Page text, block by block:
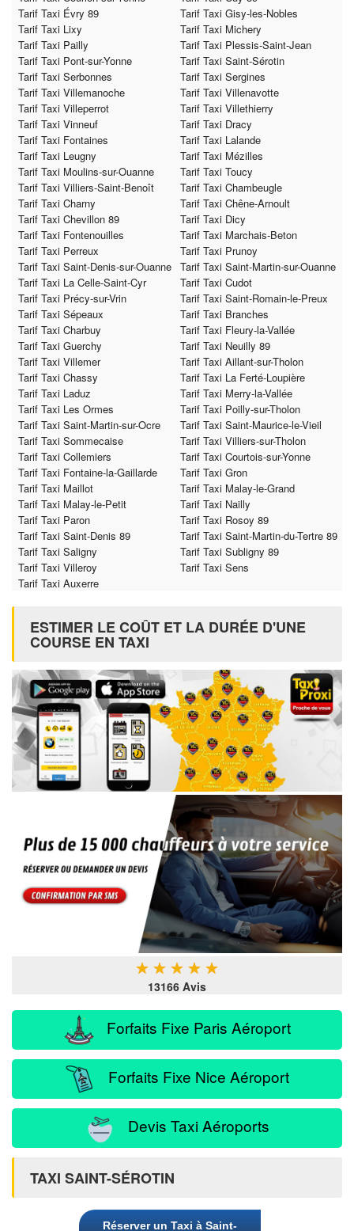
Tarif Taxi Évry 89
Tarif Taxi Gisy-les-Nobles
Tarif Taxi Lixy
Tarif Taxi Michery
Tarif Taxi Pailly
Tarif Taxi Plessis-Saint-Jean
Tarif Taxi Pont-sur-Yonne
Tarif Taxi Saint-Sérotin
Tarif Taxi Serbonnes
Tarif Taxi Sergines
Tarif Taxi Villemanoche
Tarif Taxi Villenavotte
Tarif Taxi Villeperrot
Tarif Taxi Villethierry
Tarif Taxi Vinneuf
Tarif Taxi Dracy
Tarif Taxi Fontaines
Tarif Taxi Lalande
Tarif Taxi Leugny
Tarif Taxi Mézilles
Tarif Taxi Moulins-sur-Ouanne
Tarif Taxi Toucy
Tarif Taxi Villiers-Saint-Benoît
Tarif Taxi Chambeugle
Tarif Taxi Charny
Tarif Taxi Chêne-Arnoult
Tarif Taxi Chevillon 89
Tarif Taxi Dicy
Tarif Taxi Fontenouilles
Tarif Taxi Marchais-Beton
Tarif Taxi Perreux
Tarif Taxi Prunoy
Tarif Taxi Saint-Denis-sur-Ouanne Tarif Taxi Saint-Martin-sur-Ouanne
Tarif Taxi La Celle-Saint-Cyr
Tarif Taxi Cudot
Tarif Taxi Précy-sur-Vrin
Tarif Taxi Saint-Romain-le-Preux
Tarif Taxi Sépeaux
Tarif Taxi Branches
Tarif Taxi Charbuy
Tarif Taxi Fleury-la-Vallée
Tarif Taxi Guerchy
Tarif Taxi Neuilly 89
Tarif Taxi Villemer
Tarif Taxi Aillant-sur-Tholon
Tarif Taxi Chassy
Tarif Taxi La Ferté-Loupière
Tarif Taxi Laduz
Tarif Taxi Merry-la-Vallée
Tarif Taxi Les Ormes
Tarif Taxi Poilly-sur-Tholon
Tarif Taxi Saint-Martin-sur-Ocre
Tarif Taxi Saint-Maurice-le-Vieil
Tarif Taxi Sommecaise
Tarif Taxi Villiers-sur-Tholon
Tarif Taxi Collemiers
Tarif Taxi Courtois-sur-Yonne
Tarif Taxi Fontaine-la-Gaillarde
Tarif Taxi Gron
Tarif Taxi Maillot
Tarif Taxi Malay-le-Grand
Tarif Taxi Malay-le-Petit
Tarif Taxi Nailly
Tarif Taxi Paron
Tarif Taxi Rosoy 89
Tarif Taxi Saint-Denis 89
Tarif Taxi Saint-Martin-du-Tertre 89
Tarif Taxi Saligny
Tarif Taxi Subligny 89
Tarif Taxi Villeroy
Tarif Taxi Sens
Tarif Taxi Auxerre
ESTIMER LE COÛT ET LA DURÉE D'UNE
COURSE EN TAXI
★ ★ ★ ★ ★
13166 Avis
Forfaits Fixe Paris Aéroport
Forfaits Fixe Nice Aéroport
Devis Taxi Aéroports
TAXI SAINT-SÉROTIN
Réserver un Taxi à Saint-